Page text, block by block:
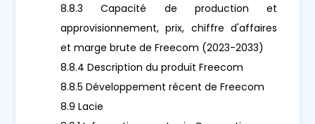
8.8.3 Capacité de production et
approvisionnement, prix, chiffre d'affaires
et marge brute de Freecom (2023-2033)
8.8.4 Description du produit Freecom
8.8.5 Développement récent de Freecom
8.9 Lacie